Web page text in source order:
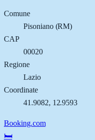
Comune
Pisoniano(RM)
CAP
00020
Regione
Lazio
Coordinate
41.9082, 12.9593
Booking.com
🛏️